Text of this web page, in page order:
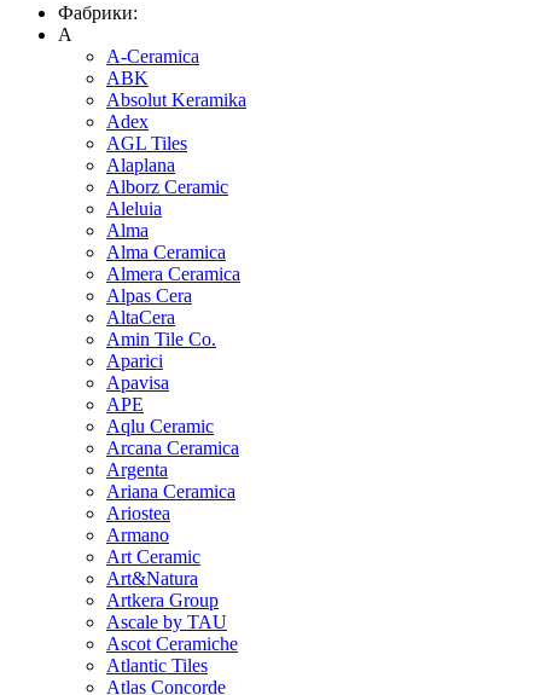
Фабрики:
A
A-Ceramica
ABK
Absolut Keramika
Adex
AGL Tiles
Alaplana
Alborz Ceramic
Aleluia
Alma
Alma Ceramica
Almera Ceramica
Alpas Cera
AltaCera
Amin Tile Co.
Aparici
Apavisa
APE
Aqlu Ceramic
Arcana Ceramica
Argenta
Ariana Ceramica
Ariostea
Armano
Art Ceramic
Art&Natura
Artkera Group
Ascale by TAU
Ascot Ceramiche
Atlantic Tiles
Atlas Concorde